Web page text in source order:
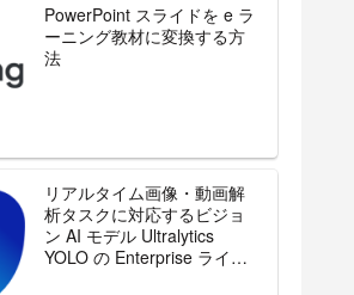
PowerPoint スライドを e ラ
ーニング教材に変換する方
法
リアルタイム画像・動画解
析タスクに対応するビジョ
ン AI モデル Ultralytics
YOLO の Enterprise ライセ